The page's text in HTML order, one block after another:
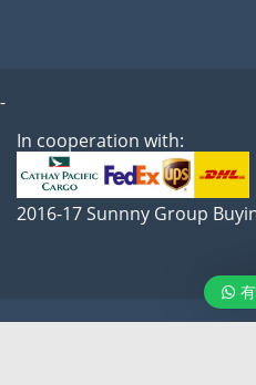
-
In cooperation with:
2016-17 Sunnny Group